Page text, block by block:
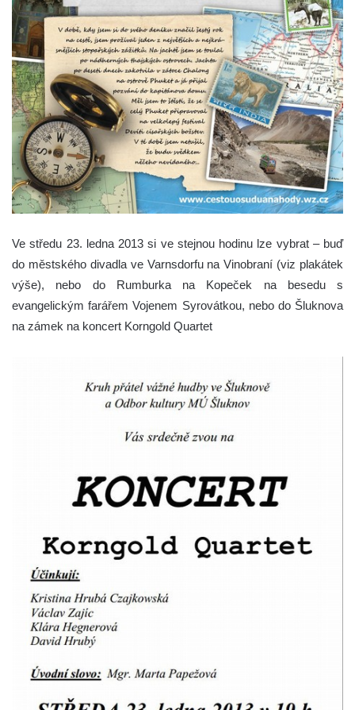
Ve středu 23. ledna 2013 si ve stejnou hodinu lze vybrat – buď
do městského divadla ve Varnsdorfu na Vinobraní (viz plakátek
výše), nebo do Rumburka na Kopeček na besedu s
evangelickým farářem Vojenem Syrovátkou, nebo do Šluknova
na zámek na koncert Korngold Quartet